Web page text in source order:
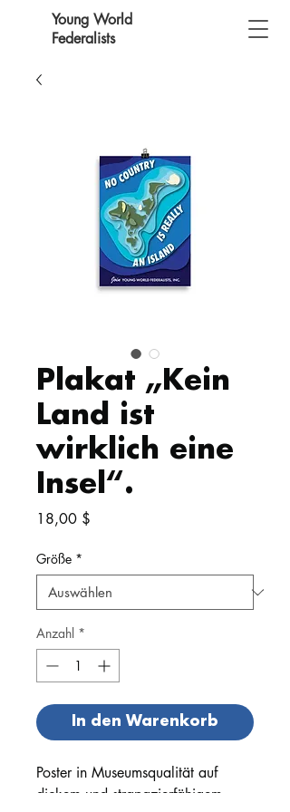
Young World
Federalists
Plakat „Kein
Land ist
wirklich eine
Insel“.
18,00 $
Größe *
Anzahl *
In den Warenkorb
Poster in Museumsqualität auf
dickem und strapazierfähigem